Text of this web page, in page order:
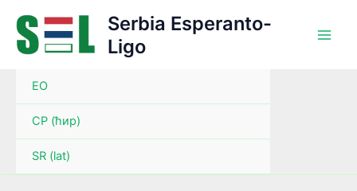
content
Serbia Esperanto-
Ligo
EO
СР (ћир)
SR (lat)